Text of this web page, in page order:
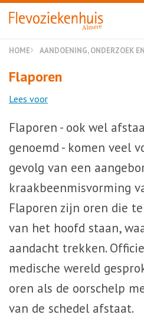
Almere
HOME AANDOENING, ONDERZOEK
Flaporen
Lees voor
Flaporen - ook wel
genoemd - komen veel
gevolg van een
kraakbeenmisvorming
Flaporen zijn oren die
van het hoofd staan,
aandacht trekken.
medische wereld
oren als de oorschelp
van de schedel afstaat.